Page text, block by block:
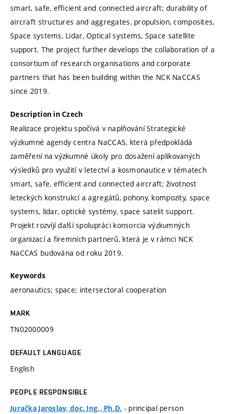
smart, safe, efficient and connected aircraft; durability of
aircraft structures and aggregates, propulsion, composites,
Space systems, Lidar, Optical systems, Space satellite
support. The project further develops the collaboration of a
consortium of research organisations and corporate
partners that has been building within the NCK NaCCAS
since 2019.
Description in Czech
Realizace projektu spočívá v naplňování Strategické
výzkumné agendy centra NaCCAS, která předpokládá
zaměření na výzkumné úkoly pro dosažení aplikovaných
výsledků pro využití v letectví a kosmonautice v tématech
smart, safe, efficient and connected aircraft; životnost
leteckých konstrukcí a agregátů, pohony, kompozity, space
systems, lidar, optické systémy, space satelit support.
Projekt rozvíjí další spolupráci konsorcia výzkumných
organizací a firemních partnerů, která je v rámci NCK
NaCCAS budována od roku 2019.
Keywords
aeronautics; space; intersectoral cooperation
MARK
TN02000009
DEFAULT LANGUAGE
English
PEOPLE RESPONSIBLE
Juračka Jaroslav, doc. Ing., Ph.D. - principal person